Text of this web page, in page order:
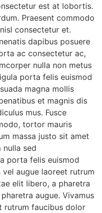
est at lobortis.
Praesent commodo
consectetur et.
dapibus posuere
ac consectetur ac,
nulla non metus
porta felis euismod
magna mollis
et magnis dis
mus. Fusce
tortor mauris
massa justo sit amet
nulla sed
porta felis euismod
augue laoreet rutrum
elit libero, a pharetra
augue. Vivamus
rutrum faucibus dolor